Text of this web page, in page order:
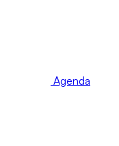
Agenda